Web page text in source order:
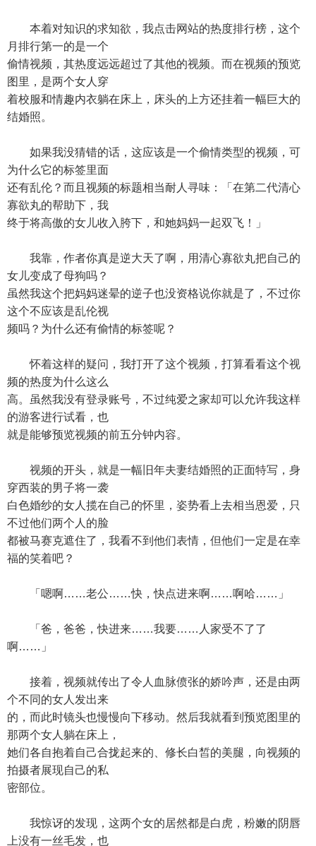
本着对知识的求知欲，我点击网站的热度排行榜，这个
月排行第一的是一个
偷情视频，其热度远远超过了其他的视频。而在视频的预览
图里，是两个女人穿
着校服和情趣内衣躺在床上，床头的上方还挂着一幅巨大的
结婚照。
如果我没猜错的话，这应该是一个偷情类型的视频，可
为什么它的标签里面
还有乱伦？而且视频的标题相当耐人寻味：「在第二代清心
寡欲丸的帮助下，我
终于将高傲的女儿收入胯下，和她妈妈一起双飞！」
我靠，作者你真是逆大天了啊，用清心寡欲丸把自己的
女儿变成了母狗吗？
虽然我这个把妈妈迷晕的逆子也没资格说你就是了，不过你
这个不应该是乱伦视
频吗？为什么还有偷情的标签呢？
怀着这样的疑问，我打开了这个视频，打算看看这个视
频的热度为什么这么
高。虽然我没有登录账号，不过纯爱之家却可以允许我这样
的游客进行试看，也
就是能够预览视频的前五分钟内容。
视频的开头，就是一幅旧年夫妻结婚照的正面特写，身
穿西装的男子将一袭
白色婚纱的女人揽在自己的怀里，姿势看上去相当恩爱，只
不过他们两个人的脸
都被马赛克遮住了，我看不到他们表情，但他们一定是在幸
福的笑着吧？
「嗯啊……老公……快，快点进来啊……啊哈……」
「爸，爸爸，快进来……我要……人家受不了了
啊……」
接着，视频就传出了令人血脉偾张的娇吟声，还是由两
个不同的女人发出来
的，而此时镜头也慢慢向下移动。然后我就看到预览图里的
那两个女人躺在床上，
她们各自抱着自己合拢起来的、修长白皙的美腿，向视频的
拍摄者展现自己的私
密部位。
我惊讶的发现，这两个女的居然都是白虎，粉嫩的阴唇
上没有一丝毛发，也